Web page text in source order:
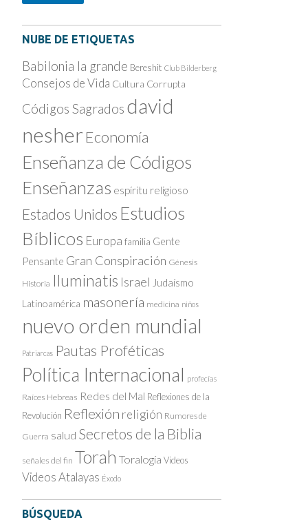
NUBE DE ETIQUETAS
Babilonia la grande Bereshit Club Bilderberg
Consejos de Vida Cultura Corrupta
Códigos Sagrados david
nesher Economía
Enseñanza de Códigos
Enseñanzas espíritu religioso
Estados Unidos Estudios
Bíblicos Europa familia Gente
Pensante Gran Conspiración Génesis
Historia Iluminatis Israel Judaísmo
Latinoamérica masonería medicina niños
nuevo orden mundial
Patriarcas Pautas Proféticas
Política Internacional profecías
Raíces Hebreas Redes del Mal Reflexiones de la
Revolución Reflexión religión Rumores de
Guerra salud Secretos de la Biblia
señales del fin Torah Toralogía Videos
Videos Atalayas Éxodo
BÚSQUEDA